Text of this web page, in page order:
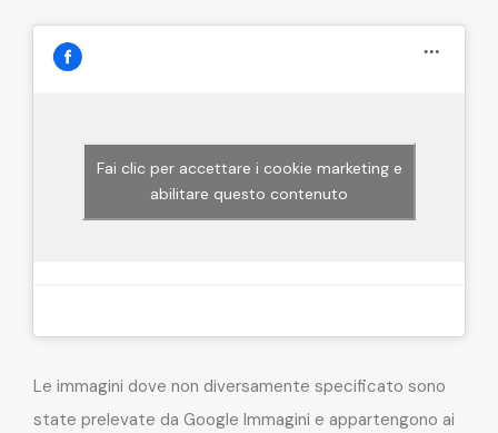
Fai clic per accettare i cookie marketing e
abilitare questo contenuto
Le immagini dove non diversamente specificato sono
state prelevate da Google Immagini e appartengono ai